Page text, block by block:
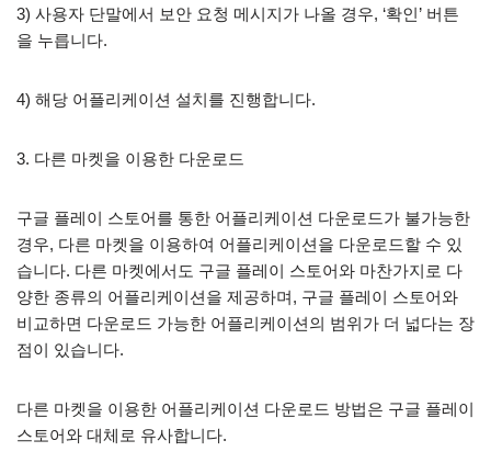
3) 사용자 단말에서 보안 요청 메시지가 나올 경우, ‘확인’ 버튼
을 누릅니다.
4) 해당 어플리케이션 설치를 진행합니다.
3. 다른 마켓을 이용한 다운로드
구글 플레이 스토어를 통한 어플리케이션 다운로드가 불가능한
경우, 다른 마켓을 이용하여 어플리케이션을 다운로드할 수 있
습니다. 다른 마켓에서도 구글 플레이 스토어와 마찬가지로 다
양한 종류의 어플리케이션을 제공하며, 구글 플레이 스토어와
비교하면 다운로드 가능한 어플리케이션의 범위가 더 넓다는 장
점이 있습니다.
다른 마켓을 이용한 어플리케이션 다운로드 방법은 구글 플레이
스토어와 대체로 유사합니다.